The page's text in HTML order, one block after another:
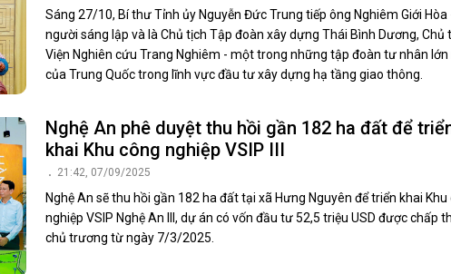
Sáng 27/10, Bí thư Tỉnh ủy Nguyễn Đức Trung tiếp ông Nghiêm Giới Hòa
người sáng lập và là Chủ tịch Tập đoàn xây dựng Thái Bình Dương, Chủ
Viện Nghiên cứu Trang Nghiêm - một trong những tập đoàn tư nhân
của Trung Quốc trong lĩnh vực đầu tư xây dựng hạ tầng giao thông.
Nghệ An phê duyệt thu hồi gần 182 ha đất để
khai Khu công nghiệp VSIP III
21:42, 07/09/2025
Nghệ An sẽ thu hồi gần 182 ha đất tại xã Hưng Nguyên để triển khai Khu
nghiệp VSIP Nghệ An III, dự án có vốn đầu tư 52,5 triệu USD được chấp
chủ trương từ ngày 7/3/2025.